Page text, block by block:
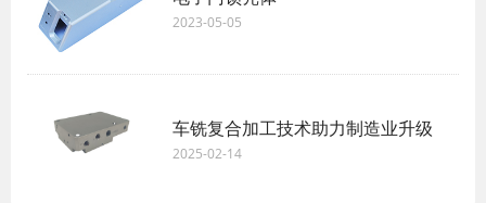
2023-05-05
车铣复合加工技术助力制造业升级
2025-02-14